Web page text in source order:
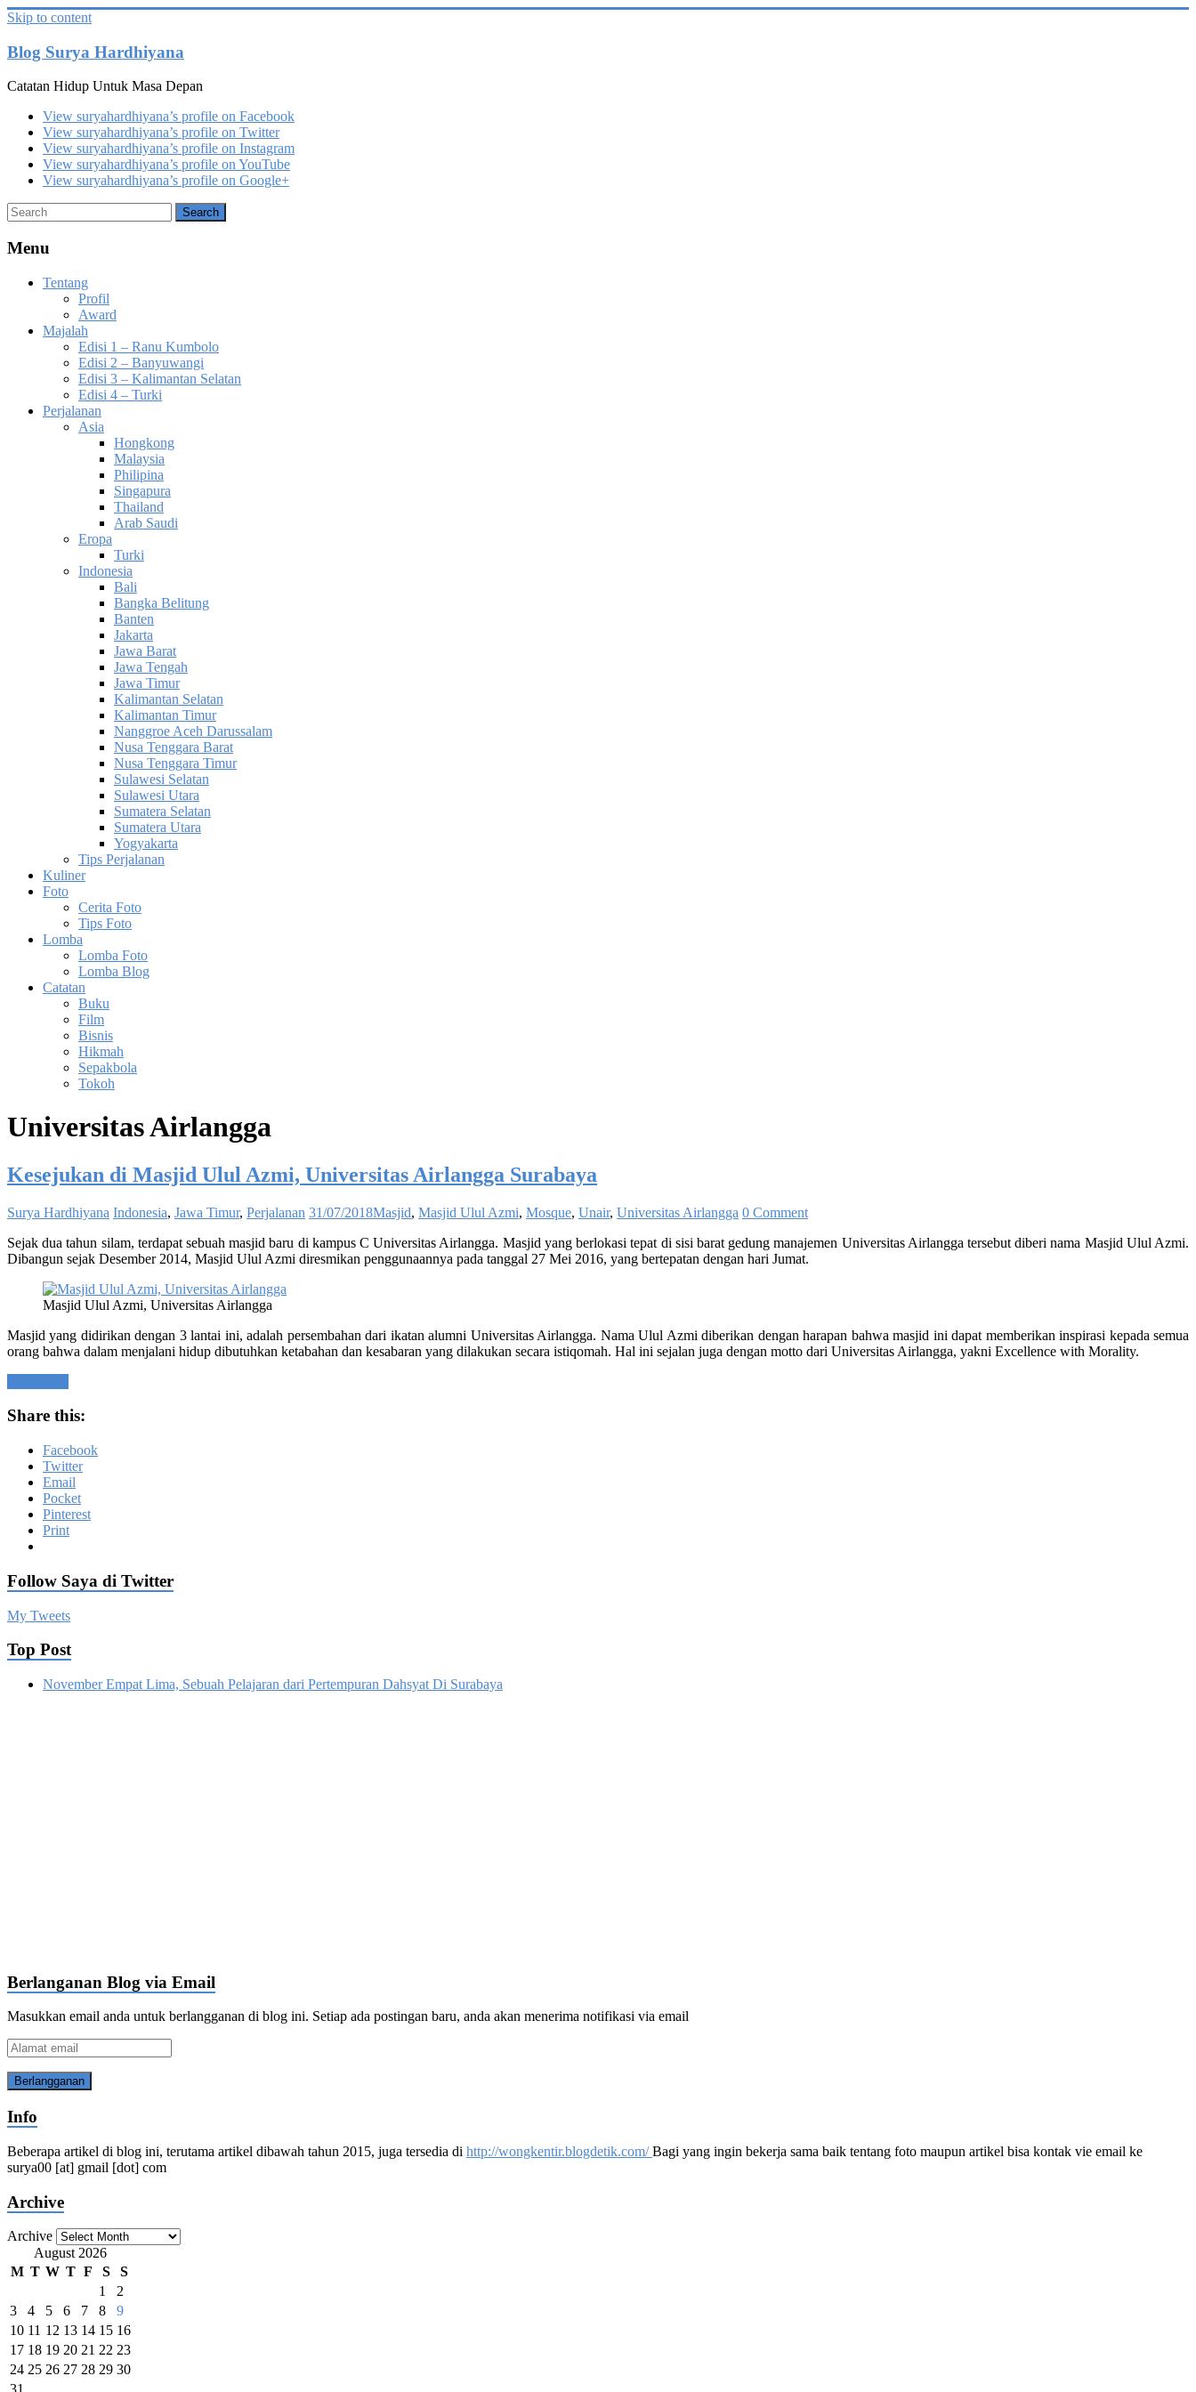
Skip to content
Blog Surya Hardhiyana
Catatan Hidup Untuk Masa Depan
View suryahardhiyana’s profile on Facebook
View suryahardhiyana’s profile on Twitter
View suryahardhiyana’s profile on Instagram
View suryahardhiyana’s profile on YouTube
View suryahardhiyana’s profile on Google+
Menu
Tentang
Profil
Award
Majalah
Edisi 1 – Ranu Kumbolo
Edisi 2 – Banyuwangi
Edisi 3 – Kalimantan Selatan
Edisi 4 – Turki
Perjalanan
Asia
Hongkong
Malaysia
Philipina
Singapura
Thailand
Arab Saudi
Eropa
Turki
Indonesia
Bali
Bangka Belitung
Banten
Jakarta
Jawa Barat
Jawa Tengah
Jawa Timur
Kalimantan Selatan
Kalimantan Timur
Nanggroe Aceh Darussalam
Nusa Tenggara Barat
Nusa Tenggara Timur
Sulawesi Selatan
Sulawesi Utara
Sumatera Selatan
Sumatera Utara
Yogyakarta
Tips Perjalanan
Kuliner
Foto
Cerita Foto
Tips Foto
Lomba
Lomba Foto
Lomba Blog
Catatan
Buku
Film
Bisnis
Hikmah
Sepakbola
Tokoh
Universitas Airlangga
Kesejukan di Masjid Ulul Azmi, Universitas Airlangga Surabaya
Surya Hardhiyana Indonesia, Jawa Timur, Perjalanan 31/07/2018Masjid, Masjid Ulul Azmi, Mosque, Unair, Universitas Airlangga 0 Comment
Sejak dua tahun silam, terdapat sebuah masjid baru di kampus C Universitas Airlangga. Masjid yang berlokasi tepat di sisi barat gedung manajemen Universitas Airlangga tersebut diberi nama Masjid Ulul Azmi.
Dibangun sejak Desember 2014, Masjid Ulul Azmi diresmikan penggunaannya pada tanggal 27 Mei 2016, yang bertepatan dengan hari Jumat.
Masjid Ulul Azmi, Universitas Airlangga
Masjid yang didirikan dengan 3 lantai ini, adalah persembahan dari ikatan alumni Universitas Airlangga. Nama Ulul Azmi diberikan dengan harapan bahwa masjid ini dapat memberikan inspirasi kepada semua
orang bahwa dalam menjalani hidup dibutuhkan ketabahan dan kesabaran yang dilakukan secara istiqomah. Hal ini sejalan juga dengan motto dari Universitas Airlangga, yakni Excellence with Morality.
Share this:
Facebook
Twitter
Email
Pocket
Pinterest
Print
Follow Saya di Twitter
My Tweets
Top Post
November Empat Lima, Sebuah Pelajaran dari Pertempuran Dahsyat Di Surabaya
Berlanganan Blog via Email
Masukkan email anda untuk berlangganan di blog ini. Setiap ada postingan baru, anda akan menerima notifikasi via email
Alamat
email
Info
Beberapa artikel di blog ini, terutama artikel dibawah tahun 2015, juga tersedia di http://wongkentir.blogdetik.com/Bagi yang ingin bekerja sama baik tentang foto maupun artikel bisa kontak vie email ke
surya00 [at] gmail [dot] com
Archive
Archive
August 2026
M T W T F S
S
1
2
3
4 5 6 7 8
9
10 11 12 13 14 15 16
17 18 19 20 21 22 23
24 25 26 27 28 29 30